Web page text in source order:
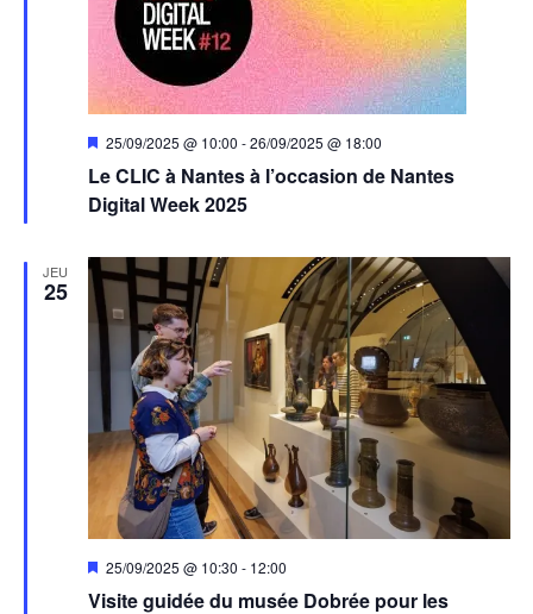
Le CLIC à Nantes à l’occasion de Nantes
Digital Week 2025
Mis
avant
25/09/2025 @ 10:00 -26/09/2025 @ 18:00
JEU
25
Visite guidée du musée Dobrée pour les
Mis
avant
25/09/2025 @ 10:30 - 12:00